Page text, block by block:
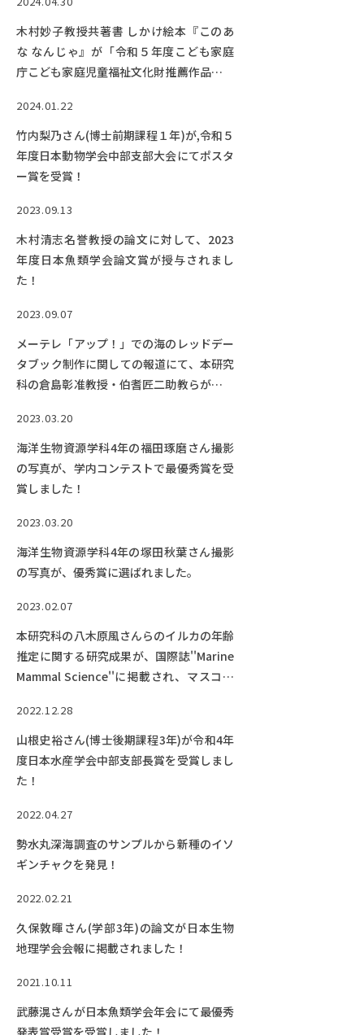
木村妙子教授共著書 しかけ絵本『このあ
な なんじゃ』が「令和５年度こども家庭
庁こども家庭児童福祉文化財推薦作品」に
2024.01.22
竹内梨乃さん(博士前期課程１年)が,令和５
年度日本動物学会中部支部大会にてポスタ
ー賞を受賞！
2023.09.13
木村清志名誉教授の論文に対して、2023
年度日本魚類学会論文賞が授与されまし
た！
2023.09.07
メーテレ「アップ！」での海のレッドデー
タブック制作に関しての報道にて、本研究
科の倉島彰准教授・伯耆匠二助教らが取材
2023.03.20
海洋生物資源学科4年の福田琢磨さん撮影
の写真が、学内コンテストで最優秀賞を受
賞しました！
2023.03.20
海洋生物資源学科4年の塚田秋葉さん撮影
の写真が、優秀賞に選ばれました。
2023.02.07
本研究科の八木原風さんらのイルカの年齢
推定に関する研究成果が、国際誌''Marine
Mammal Science''に掲載され、マスコミ
2022.12.28
山根史裕さん(博士後期課程3年)が令和4年
度日本水産学会中部支部長賞を受賞しまし
た！
2022.04.27
勢水丸深海調査のサンプルから新種のイソ
ギンチャクを発見！
2022.02.21
久保敦暉さん(学部3年)の論文が日本生物
地理学会会報に掲載されました！
2021.10.11
武藤滉さんが日本魚類学会年会にて最優秀
発表賞受賞を受賞しました！